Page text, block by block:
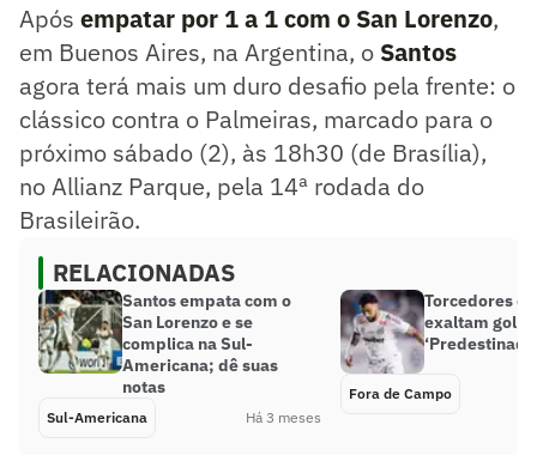
Após empatar por 1 a 1 com o San Lorenzo,
em Buenos Aires, na Argentina, o Santos
agora terá mais um duro desafio pela frente: o
clássico contra o Palmeiras, marcado para o
próximo sábado (2), às 18h30 (de Brasília),
no Allianz Parque, pela 14ª rodada do
Brasileirão.
RELACIONADAS
Santos empata com o
San Lorenzo e se
complica na Sul-
Americana; dê suas
notas
Sul-Americana Há 3 meses
Torcedores
exaltam gol
Fora de Campo